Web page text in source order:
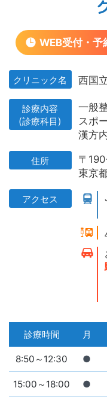
WEB受付・予
クリニック名 西国
診療内容
(診療科目)
一般
スポ
漢方
住所
〒
東京
アクセス
診療時間 月
8:50～12:30 ●
15:00～18:00 ●